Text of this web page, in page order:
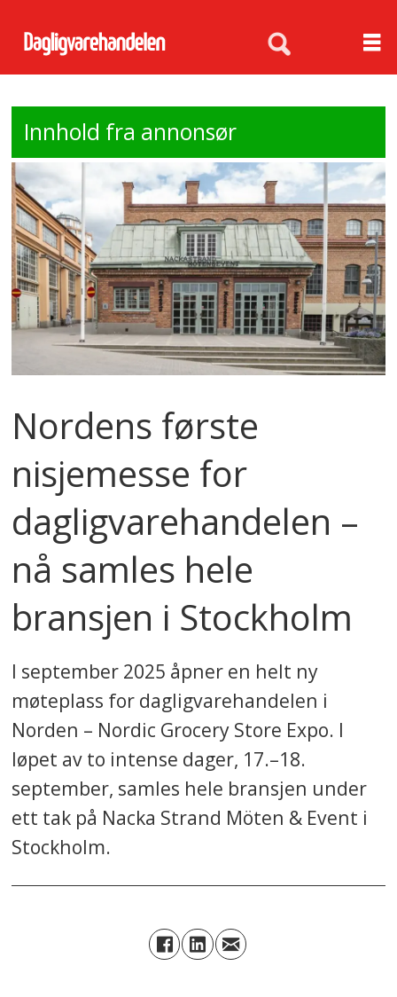
Innhold fra annonsør
Nordens første
nisjemesse for
dagligvarehandelen –
nå samles hele
bransjen i Stockholm
I september 2025 åpner en helt ny
møteplass for dagligvarehandelen i
Norden – Nordic Grocery Store Expo. I
løpet av to intense dager, 17.–18.
september, samles hele bransjen under
ett tak på Nacka Strand Möten & Event i
Stockholm.